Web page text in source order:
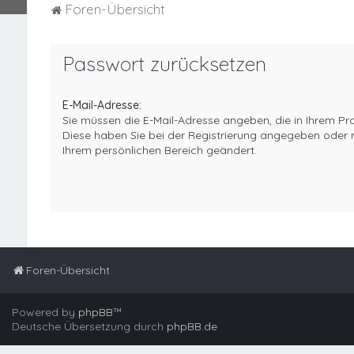
Foren-Übersicht
Passwort zurücksetzen
E-Mail-Adresse:
Sie müssen die E-Mail-Adresse angeben, die in Ihrem
Diese haben Sie bei der Registrierung angegeben oder
Ihrem persönlichen Bereich geändert.
Foren-Übersicht
Powered by phpBB™
Deutsche Übersetzung durch phpBB.de